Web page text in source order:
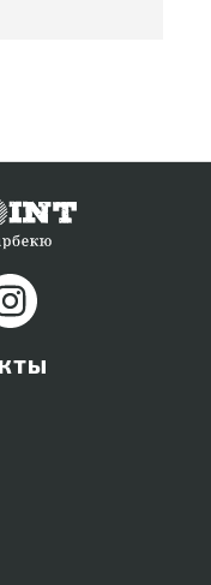
GrillPoint.
Гриль Поинт.
Мелитополь,